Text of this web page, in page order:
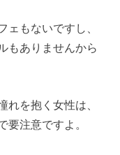
ェもないですし、
もありませんから
れを抱く女性は、
要注意ですよ。